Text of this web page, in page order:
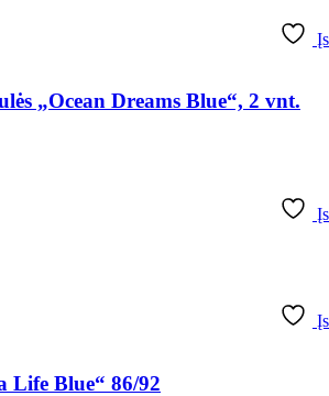
„Ocean Dreams Blue“, 2 vnt.
Life Blue“ 86/92